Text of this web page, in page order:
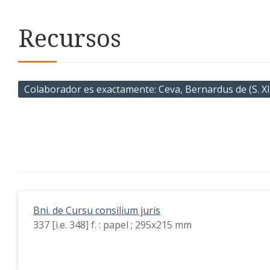
Recursos
Colaborador es exactamente Ceva, Bernardus de (S.
Bni. de Cursu consilium juris
337 [i.e. 348] f. : papel ; 295x215 mm